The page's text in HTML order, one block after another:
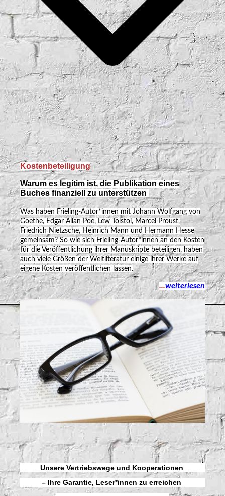
Kostenbeteiligung
Warum es legitim ist, die Publikation eines
Buches finanziell zu unterstützen
Was haben Frieling-Autor*innen mit Johann Wolfgang von
Goethe, Edgar Allan Poe, Lew Tolstoi, Marcel Proust,
Friedrich Nietzsche, Heinrich Mann und Hermann Hesse
gemeinsam? So wie sich Frieling-Autor*innen an den Kosten
für die Veröffentlichung ihrer Manuskripte beteiligen, haben
auch viele Größen der Weltliteratur einige ihrer Werke auf
eigene Kosten veröffentlichen lassen.
...weiterlesen
Unsere Vertriebswege und Kooperationen
– Ihre Garantie, Leser*innen zu erreichen